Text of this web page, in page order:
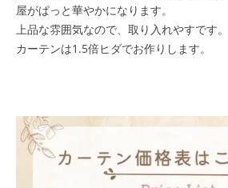
屋がぱっと華やかになります。
上品な雰囲気なので、取り入れやすです。
カーテンは1.5倍ヒダでお作りします。